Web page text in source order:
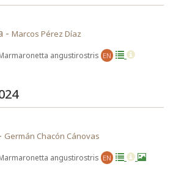
- Marcos Pérez Díaz
angustirostris EN
Germán Chacón Cánovas
angustirostris EN